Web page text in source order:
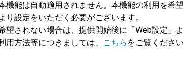
機能は自動適用されません。本機能の利用を希
り設定をいただく必要がございます。
望されない場合は、提供開始後に「Web設定」
用方法等につきましては、
こちら をご覧ください